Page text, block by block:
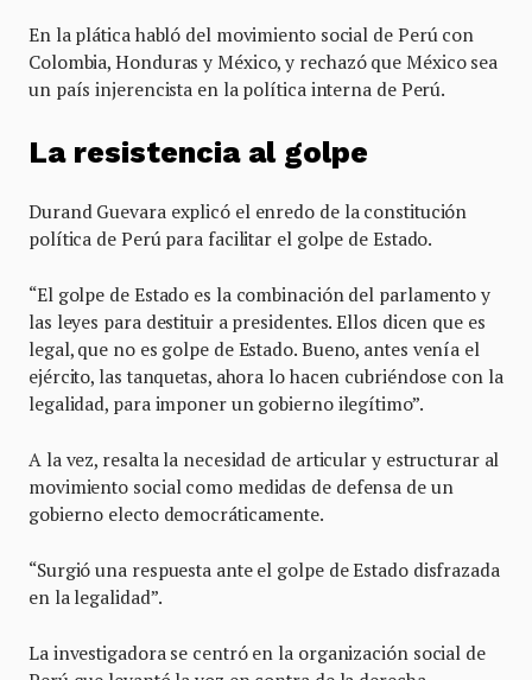
En la plática habló del movimiento social de Perú con
Colombia, Honduras y México, y rechazó que México sea
un país injerencista en la política interna de Perú.
La resistencia al golpe
Durand Guevara explicó el enredo de la constitución
política de Perú para facilitar el golpe de Estado.
“El golpe de Estado es la combinación del parlamento y
las leyes para destituir a presidentes. Ellos dicen que es
legal, que no es golpe de Estado. Bueno, antes venía el
ejército, las tanquetas, ahora lo hacen cubriéndose con la
legalidad, para imponer un gobierno ilegítimo”.
A la vez, resalta la necesidad de articular y estructurar al
movimiento social como medidas de defensa de un
gobierno electo democráticamente.
“Surgió una respuesta ante el golpe de Estado disfrazada
en la legalidad”.
La investigadora se centró en la organización social de